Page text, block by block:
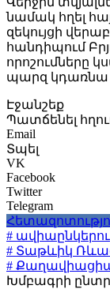
նամակ հղել
զեկույցի
հանդիպում
որոշումները
պարզ կդառնա
Էջանշեք
Պատճենել
Email
Տպել
VK
Facebook
Twitter
Telegram
#
# Տաթևիկ
#
Խմբագրի